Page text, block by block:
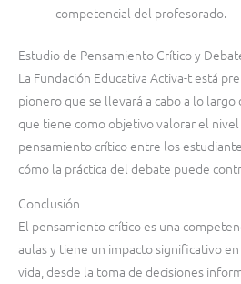
competencial del profesorado.
Estudio de Pensamiento Crítico y
La Fundación Educativa Activa-t está
pionero que se llevará a cabo a lo
que tiene como objetivo valorar el
pensamiento crítico entre los
cómo la práctica del debate puede
Conclusión
El pensamiento crítico es una
aulas y tiene un impacto significativo
vida, desde la toma de decisiones